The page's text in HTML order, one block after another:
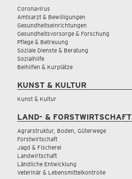
Coronavirus
Amtsarzt & Bewilligungen
Gesundheitseinrichtungen
Gesundheitsvorsorge & Forschung
Pflege & Betreuung
Soziale Dienste & Beratung
Sozialhilfe
Beihilfen & Kurplätze
KUNST & KULTUR
Kunst & Kultur
LAND- & FORSTWIRTSCHAFT
Agrarstruktur, Boden, Güterwege
Forstwirtschaft
Jagd & Fischerei
Landwirtschaft
Ländliche Entwicklung
Veterinär & Lebensmittelkontrolle